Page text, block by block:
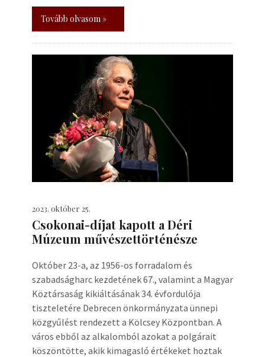
Tovább olvasom »
2023. október 25.
Csokonai-díjat kapott a Déri
Múzeum művészettörténésze
Október 23-a, az 1956-os forradalom és
szabadságharc kezdetének 67., valamint a Magyar
Köztársaság kikiáltásának 34. évfordulója
tiszteletére Debrecen önkormányzata ünnepi
közgyűlést rendezett a Kölcsey Központban. A
város ebből az alkalomból azokat a polgárait
köszöntötte, akik kimagasló értékeket hoztak